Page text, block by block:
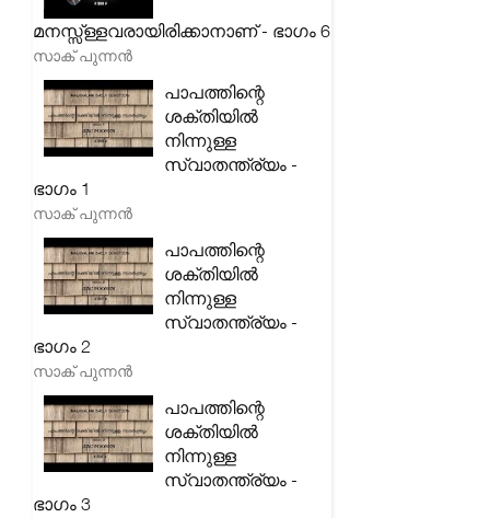
മനസ്സ്ള്ളവരായിരിക്കാനാണ് - ഭാഗം 6
സാക് പുന്നൻ
പാപത്തിന്റെ
ശക്തിയിൽ
നിന്നുള്ള
സ്വാതന്ത്ര്യം -
ഭാഗം 1
സാക് പുന്നൻ
പാപത്തിന്റെ
ശക്തിയിൽ
നിന്നുള്ള
സ്വാതന്ത്ര്യം -
ഭാഗം 2
സാക് പുന്നൻ
പാപത്തിന്റെ
ശക്തിയിൽ
നിന്നുള്ള
സ്വാതന്ത്ര്യം -
ഭാഗം 3